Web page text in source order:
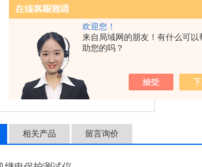
欢迎您！
来自局域网的朋友！有什么可以
助您的吗？
位的D/
电源输
相关产品 留言询价